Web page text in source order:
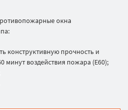
окна
конструктивную прочность и
минут воздействия пожара (Е60);